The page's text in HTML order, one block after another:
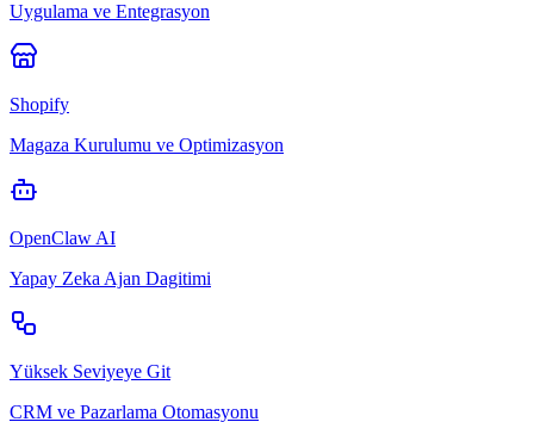
Uygulama ve Entegrasyon
Shopify
Magaza Kurulumu ve Optimizasyon
OpenClaw AI
Yapay Zeka Ajan Dagitimi
Yüksek Seviyeye Git
CRM ve Pazarlama Otomasyonu